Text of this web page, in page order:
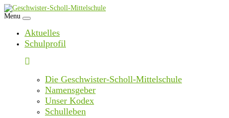
Skip
to
Menu
Aktuelles
Schulprofil
Die Geschwister-Scholl-Mittelschule
Namensgeber
Unser Kodex
Schulleben